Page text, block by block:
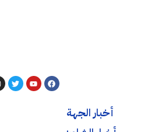
أخبار الجهة